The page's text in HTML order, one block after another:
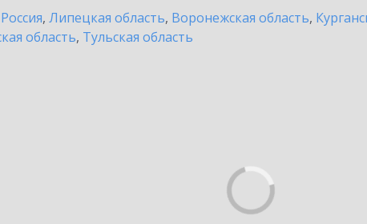
Россия, Липецкая область, Воронежская область,
область, Тульская область